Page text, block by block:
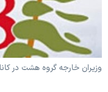
فرهنگ و زندگی
حقوق شهروندی
اقتصادی
علم و فناوری
انتخابات ریاست جمهوری آمریکا
حمله جمهوری اسلامی به
رمز مهسا
وزیران خارجه گروه هشت در